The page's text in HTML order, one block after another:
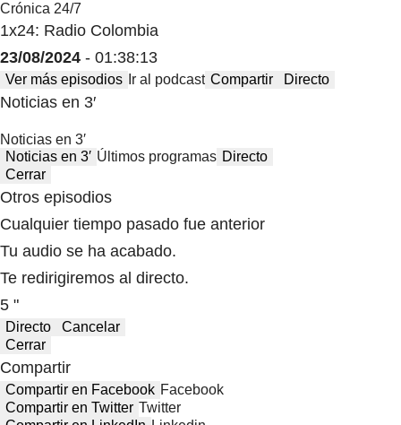
Crónica 24/7
1x24: Radio Colombia
23/08/2024 - 01:38:13
Ver más episodios Ir al podcast Compartir Directo
Noticias en 3′
Noticias en 3′
Noticias en 3′ Últimos programas Directo
Cerrar
Otros episodios
Cualquier tiempo pasado fue anterior
Tu audio se ha acabado.
Te redirigiremos al directo.
5 "
Directo
Cancelar
Cerrar
Compartir
Compartir en Facebook Facebook
Compartir en Twitter Twitter